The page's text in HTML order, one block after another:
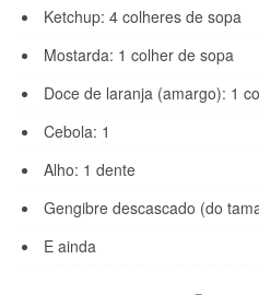
Ketchup: 4 colheres de sopa
Mostarda: 1 colher de sopa
Doce de laranja (amargo): 1
Cebola: 1
Alho: 1 dente
Gengibre descascado (do
E ainda